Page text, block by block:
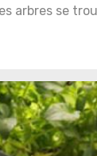
arbres se